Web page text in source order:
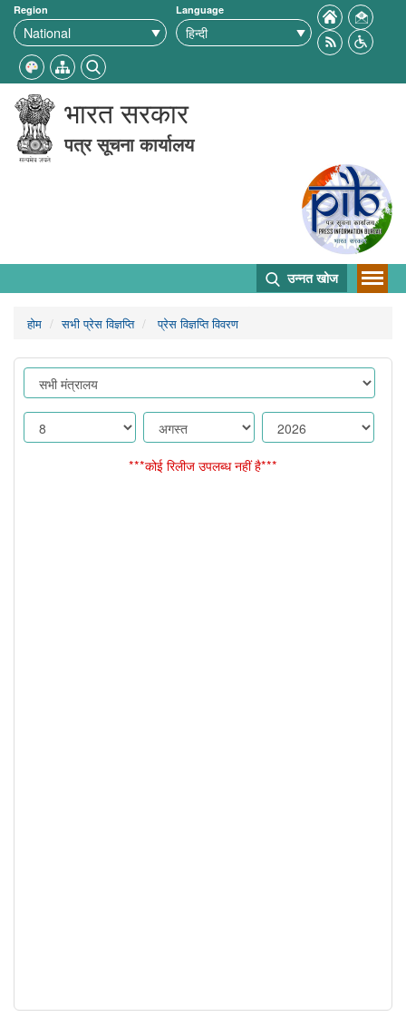
Region Language
भारत सरकार
पत्र सूचना कार्यालय
उन्नत खोज
होम सभी प्रेस विज्ञप्ति प्रेस विज्ञप्ति विवरण
***कोई रिलीज उपलब्ध नहीं है***